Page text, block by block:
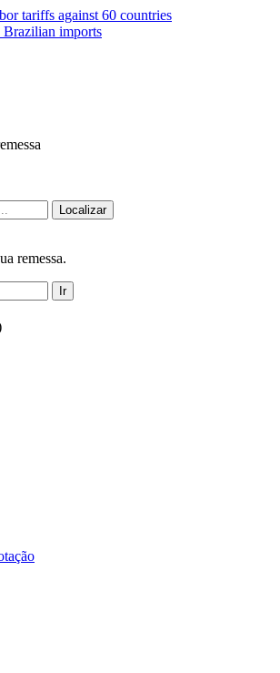
tariffs against 60 countries
Brazilian imports
remessa.